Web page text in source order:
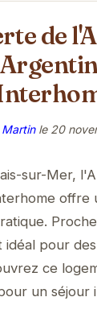
de
Martinle 20
sur-Mer,
offre
pour
ce
un séjour